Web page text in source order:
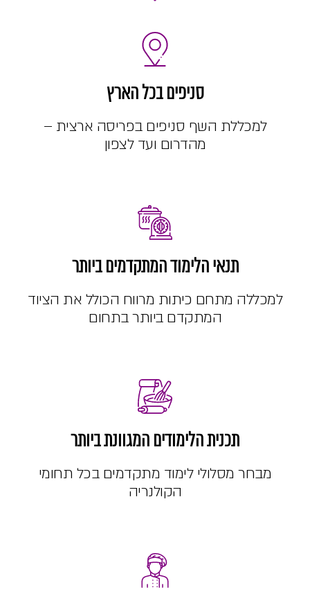
סניפים בכל הארץ
למכללת השף סניפים בפריסה ארצית –
מהדרום ועד לצפון
תנאי הלימוד המתקדמים ביותר
למכללה מתחם כיתות מרווח הכולל את הציוד
המתקדם ביותר בתחום
תכנית הלימודים המגוונת ביותר
מבחר מסלולי לימוד מתקדמים בכל תחומי
הקולנריה